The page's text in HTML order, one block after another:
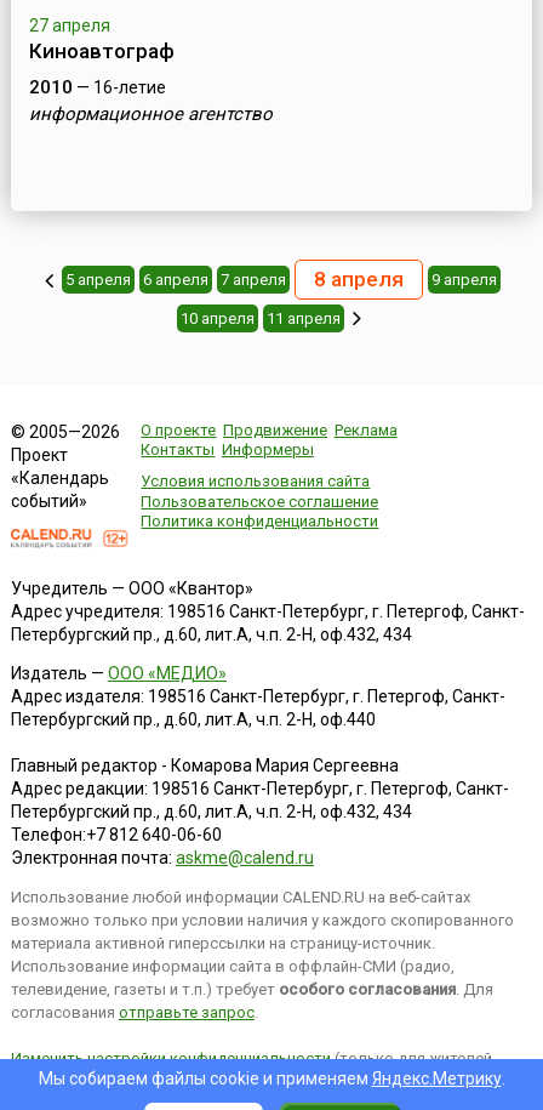
27 апреля
Киноавтограф
2010 — 16-летие
информационное агентство
5 апреля 6 апреля 7 апреля 8 апреля 9 апреля
10 апреля 11 апреля
© 2005—2026
Проект
«Календарь
событий»
О проекте Продвижение Реклама
Контакты Информеры
Условия использования сайта
Пользовательское соглашение
Политика конфиденциальности
Учредитель — ООО «Квантор»
Адрес учредителя: 198516 Санкт-Петербург, г. Петергоф, Санкт-
Петербургский пр., д.60, лит.А, ч.п. 2-Н, оф.432, 434
Издатель — ООО «МЕДИО»
Адрес издателя: 198516 Санкт-Петербург, г. Петергоф, Санкт-
Петербургский пр., д.60, лит.А, ч.п. 2-Н, оф.440
Главный редактор - Комарова Мария Сергеевна
Адрес редакции: 198516 Санкт-Петербург, г. Петергоф, Санкт-
Петербургский пр., д.60, лит.А, ч.п. 2-Н, оф.432, 434
Телефон:+7 812 640-06-60
Электронная почта: askme@calend.ru
Использование любой информации CALEND.RU на веб-сайтах
возможно только при условии наличия у каждого скопированного
материала активной гиперссылки на страницу-источник.
Использование информации сайта в оффлайн-СМИ (радио,
телевидение, газеты и т.п.) требует особого согласования. Для
согласования отправьте запрос.
Изменить настройки конфиденциальности(только для жителей
EEA).Мы собираем файлы cookie и применяем Яндекс.Метрику.